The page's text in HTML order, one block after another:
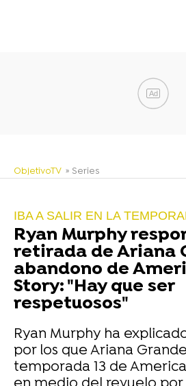
Ad
ObjetivoTV » Series